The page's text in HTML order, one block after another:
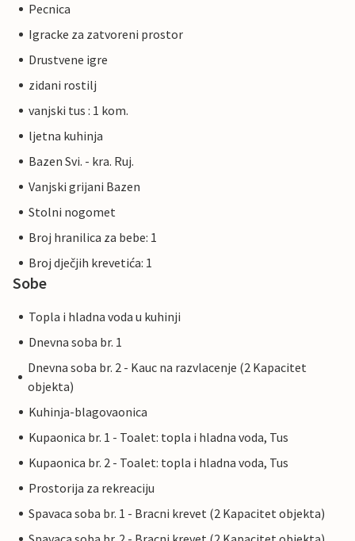
Pecnica
Igracke za zatvoreni prostor
Drustvene igre
zidani rostilj
vanjski tus : 1 kom.
ljetna kuhinja
Bazen Svi. - kra. Ruj.
Vanjski grijani Bazen
Stolni nogomet
Broj hranilica za bebe: 1
Broj dječjih krevetića: 1
Sobe
Topla i hladna voda u kuhinji
Dnevna soba br. 1
Dnevna soba br. 2 - Kauc na razvlacenje (2 Kapacitet
objekta)
Kuhinja-blagovaonica
Kupaonica br. 1 - Toalet: topla i hladna voda, Tus
Kupaonica br. 2 - Toalet: topla i hladna voda, Tus
Prostorija za rekreaciju
Spavaca soba br. 1 - Bracni krevet (2 Kapacitet objekta)